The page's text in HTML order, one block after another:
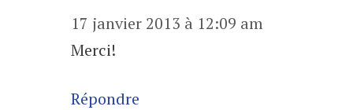
17 janvier 2013 à 12:09 am
Merci!
Répondre